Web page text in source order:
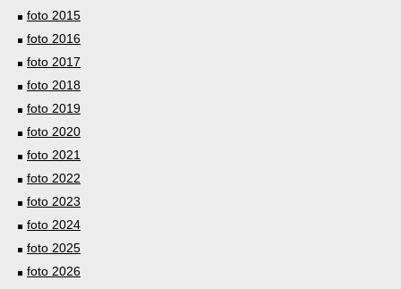
foto 2015
foto 2016
foto 2017
foto 2018
foto 2019
foto 2020
foto 2021
foto 2022
foto 2023
foto 2024
foto 2025
foto 2026